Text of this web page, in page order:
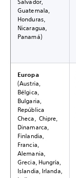
Salvador,
Guatemala,
Honduras,
Nicaragua,
Panamá)
Europa
(Austria,
Bélgica,
Bulgaria,
República
Checa, Chipre,
Dinamarca,
Finlandia,
Francia,
Alemania,
Grecia, Hungría,
Islandia, Irlanda,